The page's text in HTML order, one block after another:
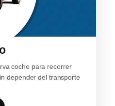
coche para recorrer
depender del transporte